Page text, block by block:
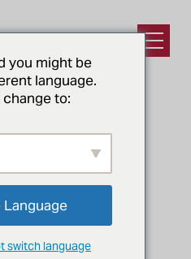
Abrir el
empresa
you might be
language.
to:
Language
switch language